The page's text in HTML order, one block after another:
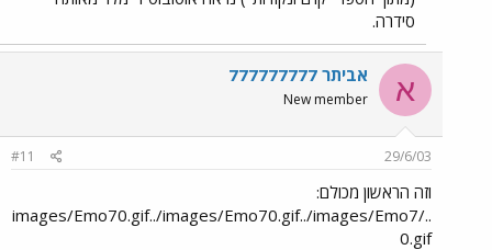
סידרה.
א אביתר 777777777
New member
29/6/03
#11
וזה הראשון מכולם:
../images/Emo70.gif../images/Emo70.gif../images/Emo7
0.gif